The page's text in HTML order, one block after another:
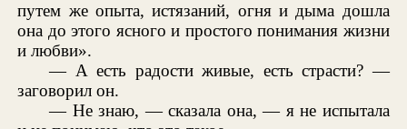
путем же опыта, истязаний, огня и дыма дошла
она до этого ясного и простого понимания жизни
и любви».
— А есть радости живые, есть страсти? —
заговорил он.
— Не знаю, — сказала она, — я не испытала